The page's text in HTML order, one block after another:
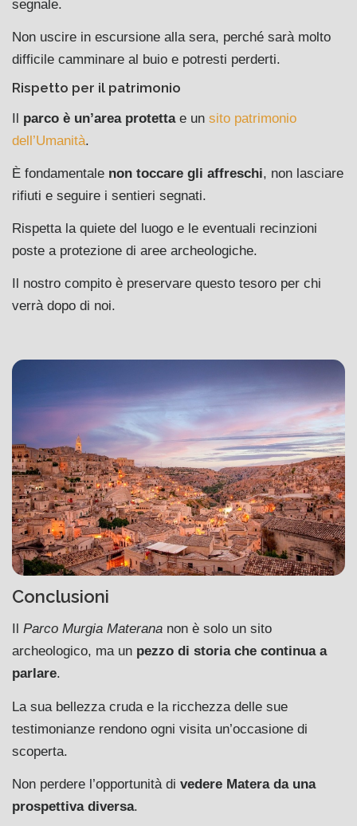
segnale.
Non uscire in escursione alla sera, perché sarà molto
difficile camminare al buio e potresti perderti.
Rispetto per il patrimonio
Il parco è un’area protetta e un sito patrimonio
dell’Umanità
È fondamentale non toccare gli affreschi, non lasciare
rifiuti e seguire i sentieri segnati.
Rispetta la quiete del luogo e le eventuali recinzioni
poste a protezione di aree archeologiche.
Il nostro compito è preservare questo tesoro per chi
verrà dopo di noi.
Conclusioni
Parco Murgia Materana non è solo un sito
archeologico, ma un pezzo di storia che continua a
parlare.
La sua bellezza cruda e la ricchezza delle sue
testimonianze rendono ogni visita un’occasione di
scoperta.
Non perdere l’opportunità di vedere Matera da una
prospettiva diversa.